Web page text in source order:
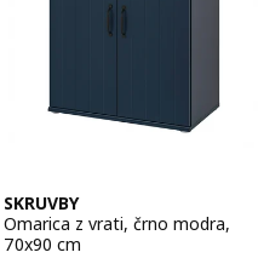
Možnost: BESTÅ, Sestav
SKRUVBY
Omarica z vrati, črno modra,
70x90 cm